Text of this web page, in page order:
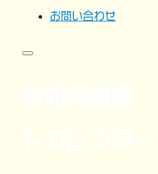
お問い合わせ